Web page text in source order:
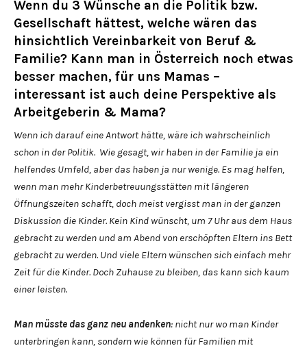
Wenn du 3 Wünsche an die Politik bzw.
Gesellschaft hättest, welche wären das
hinsichtlich Vereinbarkeit von Beruf &
Familie? Kann man in Österreich noch etwas
besser machen, für uns Mamas –
interessant ist auch deine Perspektive als
Arbeitgeberin & Mama?
Wenn ich darauf eine Antwort hätte, wäre ich wahrscheinlich
schon in der Politik. Wie gesagt, wir haben in der Familie ja ein
helfendes Umfeld, aber das haben ja nur wenige. Es mag helfen,
wenn man mehr Kinderbetreuungsstätten mit längeren
Öffnungszeiten schafft, doch meist vergisst man in der ganzen
Diskussion die Kinder. Kein Kind wünscht, um 7 Uhr aus dem Haus
gebracht zu werden und am Abend von erschöpften Eltern ins Bett
gebracht zu werden. Und viele Eltern wünschen sich einfach mehr
Zeit für die Kinder. Doch Zuhause zu bleiben, das kann sich kaum
einer leisten.
Man müsste das ganz neu andenken: nicht nur wo man Kinder
unterbringen kann, sondern wie können für Familien mit